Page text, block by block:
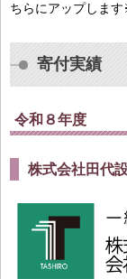
ちらにアップしま
寄付実績
令和８年度
株式会社田代